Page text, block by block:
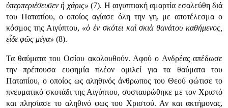
ὑπερπεριέσευσεν ἡ χάρις»(7). Η αιγυπτιακή αμαρτία εσαλεύθη διά
του Παταπίου, ο οποίος αγίασε όλη την γη, με αποτέλεσμα ο
κόσμος της Αιγύπτου, «ὁ ἐν σκότει καὶ σκιὰ θανάτου καθήμενος,
εἶδε φῶς μέγα» (8).
Τα θαύματα του Οσίου ακολουθούν. Αφού ο Ανδρέας απέδωσε
την πρέπουσα ευφημία πλέον ομιλεί για τα θαύματα του
Παταπίου, ο οποίος ως αληθινός άνθρωπος του Θεού φώτισε το
πνευματικό σκοτάδι της Αιγύπτου, συσταυρώθηκε με τον Χριστό
και πλησίασε το αληθινό φως του Χριστού. Αν και ακτήμονας,